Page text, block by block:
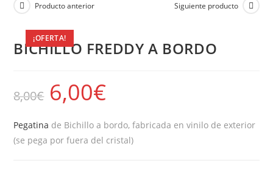
¡OFERTA!
Producto anterior Siguiente producto
BICHILLO FREDDY A BORDO
8,00€ 6,00€
Pegatina de Bichillo a bordo, fabricada en vinilo de exterior
(se pega por fuera del cristal)